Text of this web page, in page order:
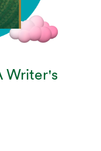
Writer's